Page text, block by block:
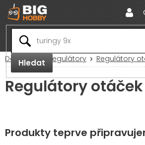
Přejít
na
obsah
Hledat
Domů RC Regulátory Regulátory
Regulátory otáček
Produkty teprve